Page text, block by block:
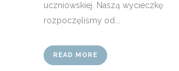
uczniowskiej. Naszą wycieczkę
rozpoczęliśmy od...
READ MORE